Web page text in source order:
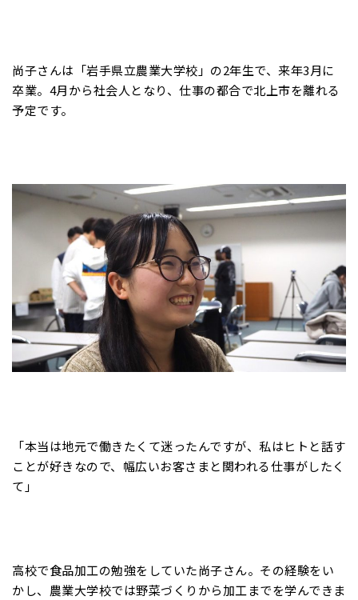
尚子さんは「岩手県立農業大学校」の2年生で、来年3月に
卒業。4月から社会人となり、仕事の都合で北上市を離れる
予定です。
「本当は地元で働きたくて迷ったんですが、私はヒトと話す
ことが好きなので、幅広いお客さまと関われる仕事がしたく
て」
高校で食品加工の勉強をしていた尚子さん。その経験をい
かし、農業大学校では野菜づくりから加工までを学んできま